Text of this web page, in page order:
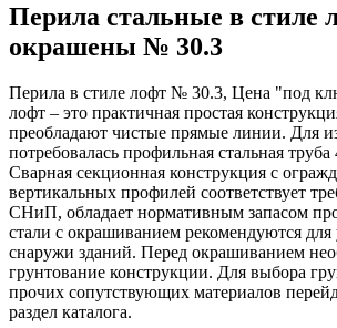
Перила стальные в стиле
окрашены № 30.3
Перила в стиле лофт № 30.3, Цена "под
лофт – это практичная простая
преобладают чистые прямые линии. Для
потребовалась профильная стальная
Сварная секционная конструкция с
вертикальных профилей соответствует
СНиП, обладает нормативным запасом
стали с окрашиванием рекомендуются для
снаружи зданий. Перед окрашиванием
грунтование конструкции. Для выбора
прочих сопутствующих материалов
раздел каталога.